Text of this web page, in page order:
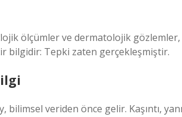
ölçümler ve dermatolojik gözlemler,
bilgidir: Tepki zaten gerçekleşmiştir.
bilimsel veriden önce gelir. Kaşıntı,